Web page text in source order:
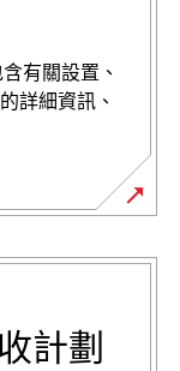
有關設置、
詳細資訊、
計劃